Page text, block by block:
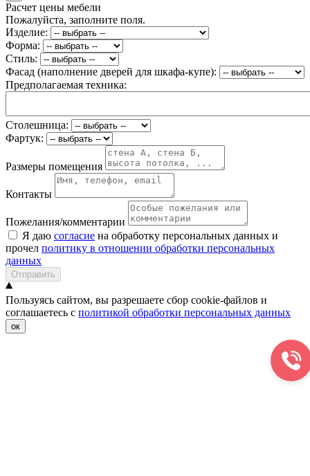
Расчет цены мебели
Пожалуйста, заполните поля.
Изделие:
Форма:
Стиль:
Фасад (наполнение дверей для шкафа-купе):
Предполагаемая техника:
Столешница:
Фартук:
Размеры помещения
Контакты
Пожелания/комментарии
Я даю согласие на обработку персональных данных и
прочел политику в отношении обработки персональных
данных
Отправить
Пользуясь сайтом, вы разрешаете сбор cookie-файлов и
соглашаетесь с политикой обработки персональных данных
ок